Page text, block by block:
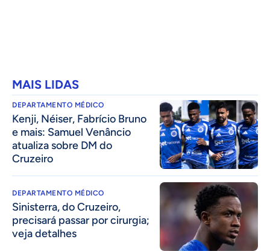
MAIS LIDAS
DEPARTAMENTO MÉDICO
Kenji, Néiser, Fabrício Bruno
e mais: Samuel Venâncio
atualiza sobre DM do
Cruzeiro
DEPARTAMENTO MÉDICO
Sinisterra, do Cruzeiro,
precisará passar por cirurgia;
veja detalhes